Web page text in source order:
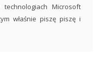
Microsoft
właśnie piszę piszę i